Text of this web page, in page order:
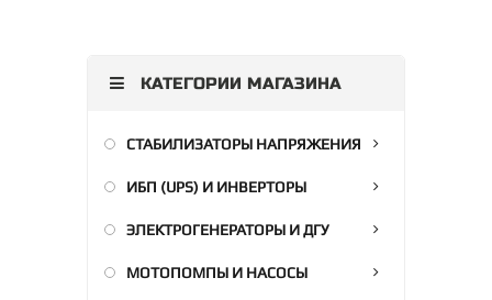
КАТЕГОРИИ МАГАЗИНА
СТАБИЛИЗАТОРЫ НАПРЯЖЕНИЯ
ИБП (UPS) И ИНВЕРТОРЫ
ЭЛЕКТРОГЕНЕРАТОРЫ И ДГУ
МОТОПОМПЫ И НАСОСЫ